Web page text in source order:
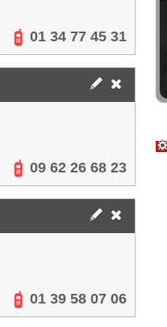
01 34 77 45 31
09 62 26 68 23
01 39 58 07 06